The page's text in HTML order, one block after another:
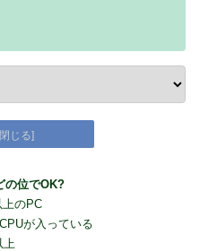
の位でOK?
のPC
が入っている
上